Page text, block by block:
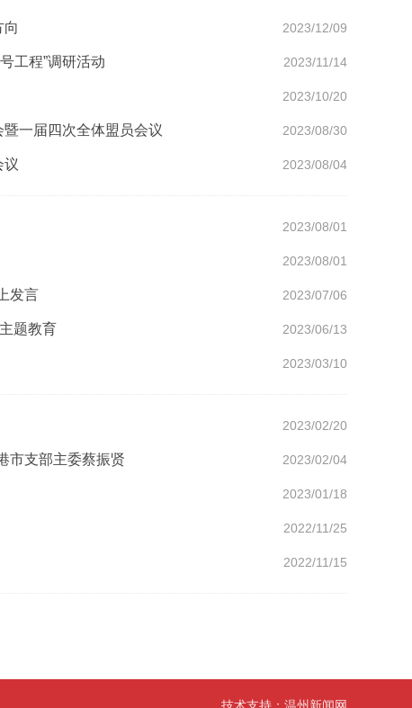
2023/12/09
向
2023/11/14
工程”调研活动
2023/10/20
2023/08/30
暨一届四次全体盟员会议
2023/08/04
议
2023/08/01
2023/08/01
2023/07/06
发言
2023/06/13
题教育
2023/03/10
2023/02/20
2023/02/04
市支部主委蔡振贤
2023/01/18
2022/11/25
2022/11/15